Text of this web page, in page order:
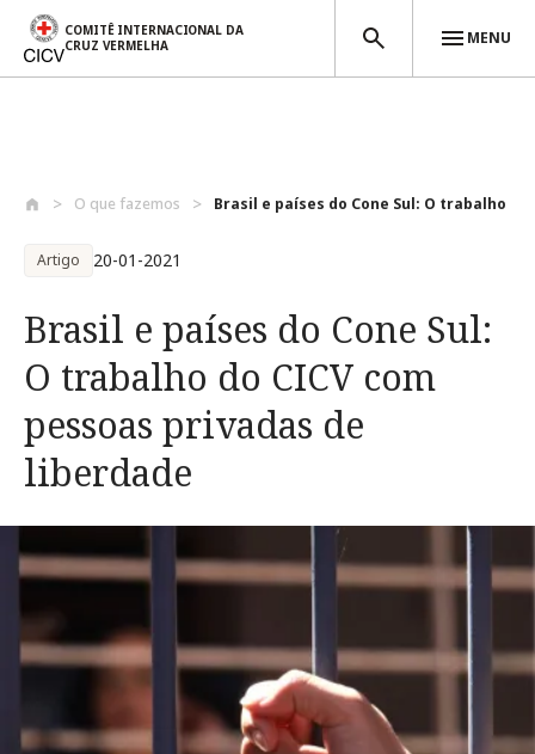
COMITÊ INTERNACIONAL DA
CRUZ VERMELHA
MENU
O que fazemos Brasil e países do Cone Sul: O trabalho ...
Artigo 20-01-2021
Brasil e países do Cone Sul:
O trabalho do CICV com
pessoas privadas de
liberdade